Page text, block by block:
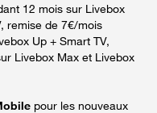
12 mois sur Livebox
remise de 7€/mois
Up + Smart TV,
Livebox Max et Livebox
pour les nouveaux